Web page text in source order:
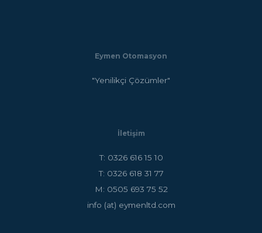
Eymen Otomasyon
"Yenilikçi Çözümler"
İletişim
T: 0326 616 15 10
T: 0326 618 31 77
M: 0505 693 75 52
info (at) eymenltd.com